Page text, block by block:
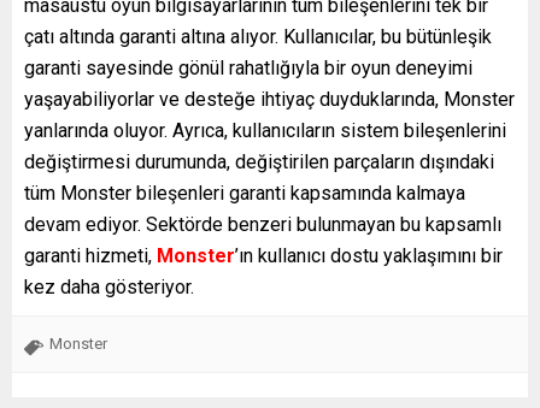
masaüstü oyun bilgisayarlarının tüm bileşenlerini tek bir
çatı altında garanti altına alıyor. Kullanıcılar, bu bütünleşik
garanti sayesinde gönül rahatlığıyla bir oyun deneyimi
yaşayabiliyorlar ve desteğe ihtiyaç duyduklarında, Monster
yanlarında oluyor. Ayrıca, kullanıcıların sistem bileşenlerini
değiştirmesi durumunda, değiştirilen parçaların dışındaki
tüm Monster bileşenleri garanti kapsamında kalmaya
devam ediyor. Sektörde benzeri bulunmayan bu kapsamlı
garanti hizmeti, Monster’ın kullanıcı dostu yaklaşımını bir
kez daha gösteriyor.
Monster